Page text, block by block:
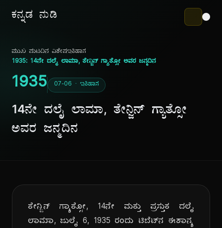
ಕನ್ನಡ ನುಡಿ
ಮುಖ ಪುಟದಿನ ವಿಶೇಷಇತಿಹಾಸ
1935: 14ನೇ ದಲೈ ಲಾಮಾ, ತೇನ್ಜಿನ್ ಗ್ಯಾತ್ಸೋ ಅವರ ಜನ್ಮದಿನ
1935 07-06 · ಇತಿಹಾಸ
14ನೇ ದಲೈ ಲಾಮಾ, ತೇನ್ಜಿನ್ ಗ್ಯಾತ್ಸೋ
ಅವರ ಜನ್ಮದಿನ
ತೇನ್ಜಿನ್ ಗ್ಯಾತ್ಸೋ, 14ನೇ ಮತ್ತು ಪ್ರಸ್ತುತ ದಲೈ
ಲಾಮಾ, ಜುಲೈ 6, 1935 ರಂದು ಟಿಬೆಟ್‌ನ ಈಶಾನ್ಯ